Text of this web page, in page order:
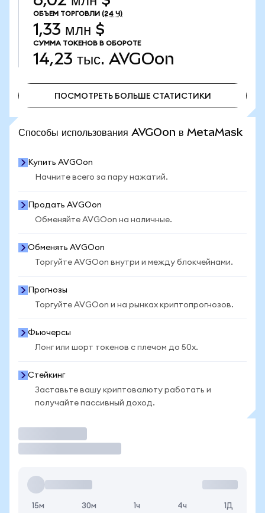
ОБЪЕМ ТОРГОВЛИ (24 Ч)
1,33 млн $
СУММА ТОКЕНОВ В ОБОРОТЕ
14,23 тыс. AVGOon
ПОСМОТРЕТЬ БОЛЬШЕ СТАТИСТИКИ
Способы использования AVGOon в MetaMask
Купить AVGOon
Начните всего за пару нажатий.
Продать AVGOon
Обменяйте AVGOon на наличные.
Обменять AVGOon
Торгуйте AVGOon внутри и между блокчейнами.
Прогнозы
Торгуйте AVGOon и на рынках криптопрогнозов.
Фьючерсы
Лонг или шорт токенов с плечом до 50x.
Стейкинг
Заставьте вашу криптовалюту работать и
получайте пассивный доход.
15м 30м 1ч 4ч 1Д